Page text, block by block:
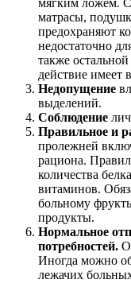
мягким ложем.
матрасы,
предохраняют
недостаточно
также
действие имеет
Недопущение
выделений.
Соблюдение
Правильное и
пролежней
рациона.
количества
витаминов.
больному
продукты.
Нормальное
потребностей.
Иногда можно
лежачих